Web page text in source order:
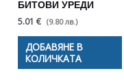
БИТОВИ УРЕДИ
5.01 € (9.80 лв.)
ДОБАВЯНЕ В
КОЛИЧКАТА